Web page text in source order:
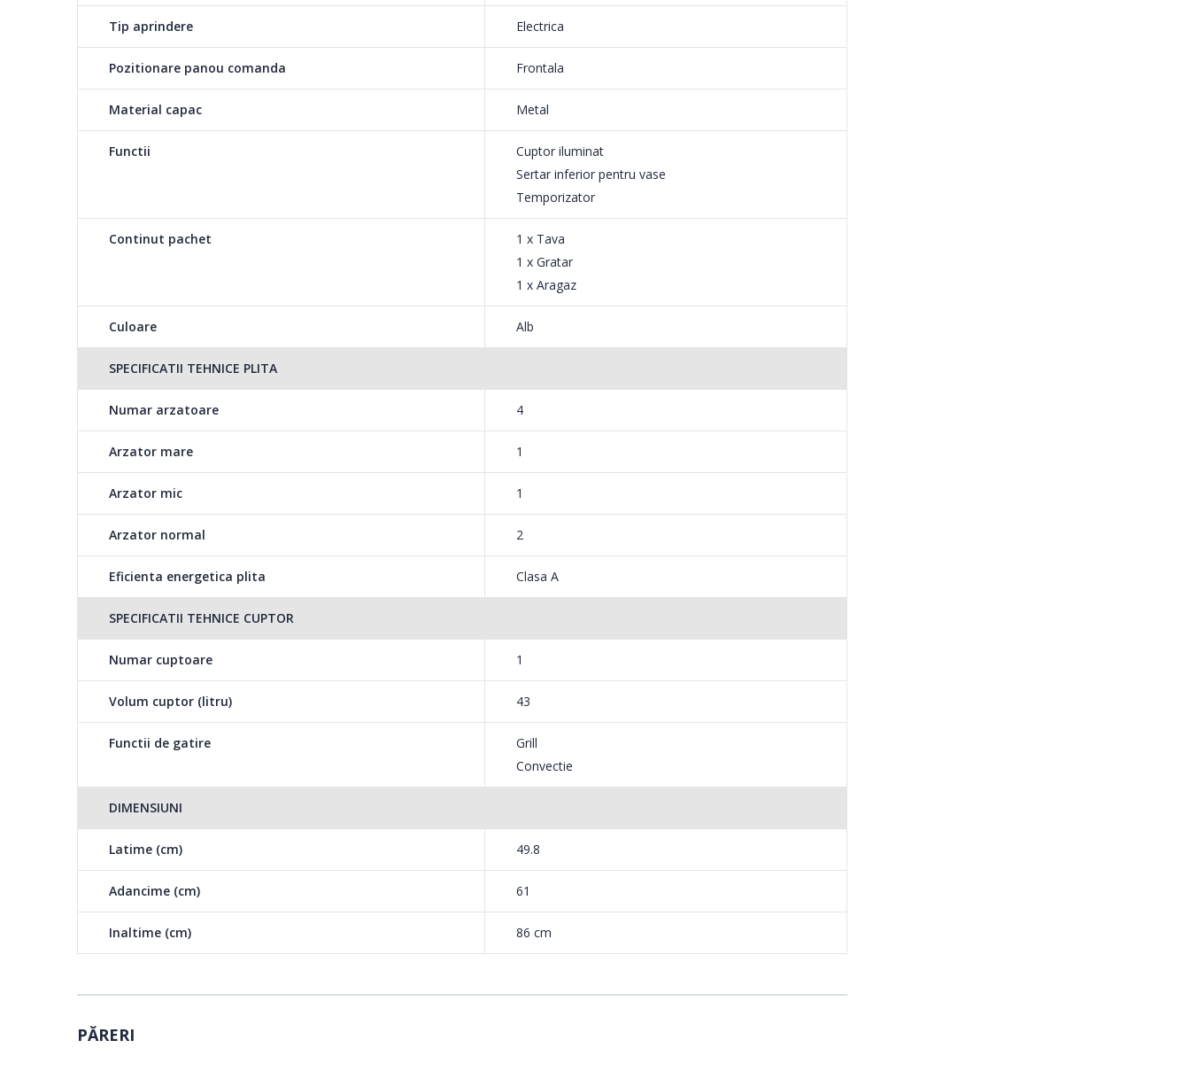
Tip aprindere Electrica
Pozitionare panou comanda Frontala
Material capac Metal
Functii
Cuptor iluminat
Sertar inferior pentru vase
Temporizator
Continut pachet
1 x Tava
1 x Gratar
1 x Aragaz
Culoare Alb
SPECIFICATII TEHNICE PLITA
Numar arzatoare 4
Arzator mare 1
Arzator mic 1
Arzator normal 2
Eficienta energetica plita Clasa A
SPECIFICATII TEHNICE CUPTOR
Numar cuptoare 1
Volum cuptor (litru) 43
Functii de gatire
Grill
Convectie
DIMENSIUNI
Latime (cm) 49.8
Adancime (cm) 61
Inaltime (cm) 86 cm
PĂRERI